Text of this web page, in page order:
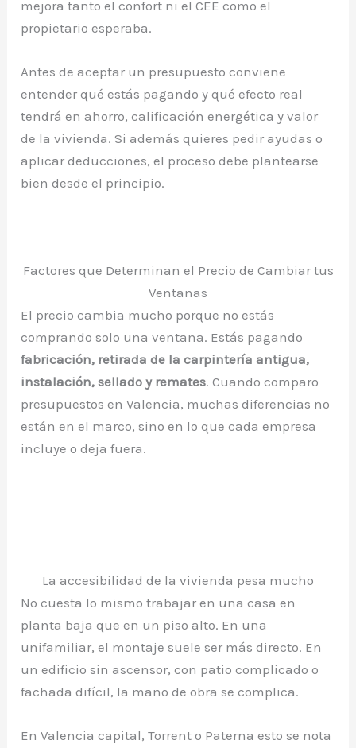
mejora tanto el confort ni el CEE como el
propietario esperaba.
Antes de aceptar un presupuesto conviene
entender qué estás pagando y qué efecto real
tendrá en ahorro, calificación energética y valor
de la vivienda. Si además quieres pedir ayudas o
aplicar deducciones, el proceso debe plantearse
bien desde el principio.
Factores que Determinan el Precio de Cambiar tus
Ventanas
El precio cambia mucho porque no estás
comprando solo una ventana. Estás pagando
fabricación, retirada de la carpintería antigua,
instalación, sellado y remates. Cuando comparo
presupuestos en Valencia, muchas diferencias no
están en el marco, sino en lo que cada empresa
incluye o deja fuera.
La accesibilidad de la vivienda pesa mucho
No cuesta lo mismo trabajar en una casa en
planta baja que en un piso alto. En una
unifamiliar, el montaje suele ser más directo. En
un edificio sin ascensor, con patio complicado o
fachada difícil, la mano de obra se complica.
En Valencia capital, Torrent o Paterna esto se nota